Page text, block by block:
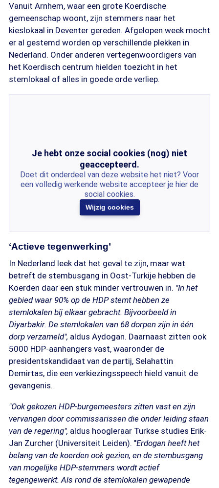
Vanuit Arnhem, waar een grote Koerdische
gemeenschap woont, zijn stemmers naar het
kieslokaal in Deventer gereden. Afgelopen week mocht
er al gestemd worden op verschillende plekken in
Nederland. Onder anderen vertegenwoordigers van
het Koerdisch centrum hielden toezicht in het
stemlokaal of alles in goede orde verliep.
Je hebt onze social cookies (nog) niet
geaccepteerd.
Doet dit onderdeel van deze website het niet? Voor
een volledig werkende website accepteer je hier de
social cookies.
Wijzig cookies
‘Actieve tegenwerking’
In Nederland leek dat het geval te zijn, maar wat
betreft de stembusgang in Oost-Turkije hebben de
Koerden daar een stuk minder vertrouwen in. "In het
gebied waar 90% op de HDP stemt hebben ze
stemlokalen bij elkaar gebracht. Bijvoorbeeld in
Diyarbakir. De stemlokalen van 68 dorpen zijn in één
dorp verzameld", aldus Aydogan. Daarnaast zitten ook
5000 HDP-aanhangers vast, waaronder de
presidentskandidaat van de partij, Selahattin
Demirtas, die een verkiezingsspeech hield vanuit de
gevangenis.
"Ook gekozen HDP-burgemeesters zitten vast en zijn
vervangen door commissarissen die onder leiding staan
van de regering", aldus hoogleraar Turkse studies Erik-
Jan Zurcher (Universiteit Leiden). "Erdogan heeft het
belang van de koerden ook gezien, en de stembusgang
van mogelijke HDP-stemmers wordt actief
tegengewerkt. Als rond de stemlokalen gewapende